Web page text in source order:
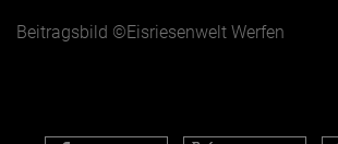
Beitragsbild ©Eisriesenwelt Werfen